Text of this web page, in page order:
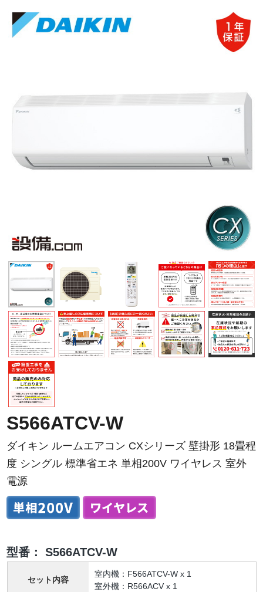
S566ATCV-W
ダイキン ルームエアコン CXシリーズ 壁掛形 18畳程
度 シングル 標準省エネ 単相200V ワイヤレス 室外
電源
型番： S566ATCV-W
セット内容
室内機：F566ATCV-W x 1
室外機：R566ACV x 1